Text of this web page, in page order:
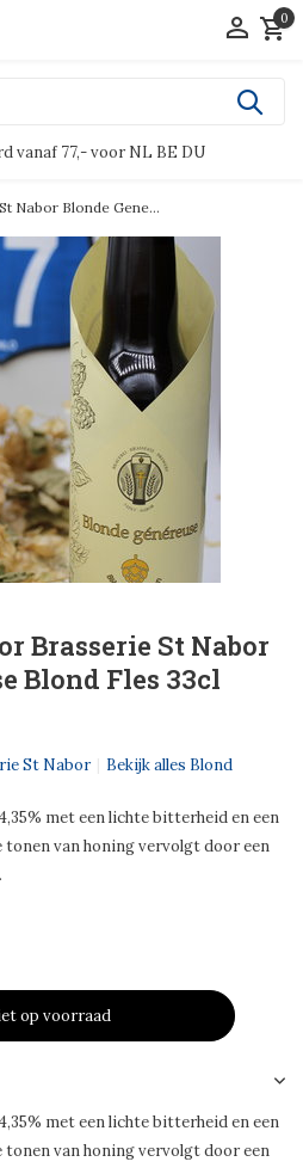
0
vanaf 77,- voor NL BE DU
Nabor Blonde Gene...
Brasserie St Nabor
Blond Fles 33cl
St Nabor Bekijk alles Blond
met een lichte bitterheid en een
tonen van honing vervolgt door een
op voorraad
met een lichte bitterheid en een
tonen van honing vervolgt door een